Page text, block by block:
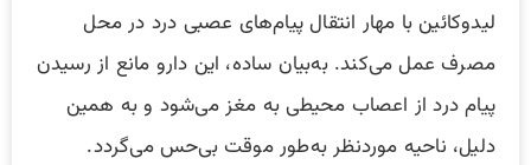
لیدوکائین با مهار انتقال پیام‌های عصبی درد در محل
مصرف عمل می‌کند. به‌بیان ساده، این دارو مانع از رسیدن
پیام درد از اعصاب محیطی به مغز می‌شود و به همین
دلیل، ناحیه موردنظر به‌طور موقت بی‌حس می‌گردد.